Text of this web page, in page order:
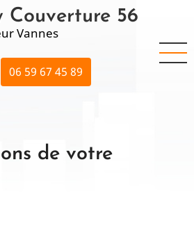
Couverture 56
Vannes
06 59 67 45 89
de votre